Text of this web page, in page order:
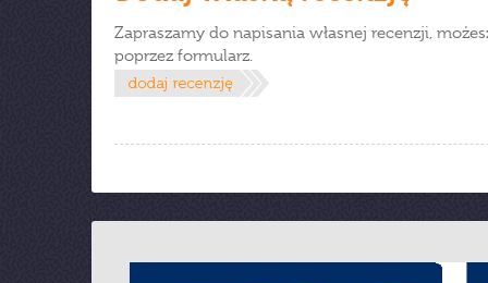
Zapraszamy do napisania własnej recenzji,
poprzez formularz.